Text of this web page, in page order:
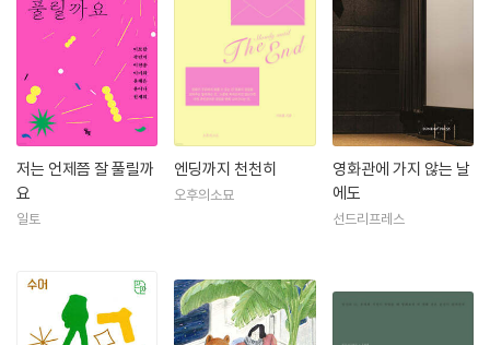
이었다.
베를린에서 보낸 시간을 담은 에세이 『베를린 다이어리』와 유럽을 배경으
로 한 영화의 촬영지를 기록한 영화 여행 에세이 『당신이 나와 같은 시간
속에 있기를』을 썼다. 현재 영화와 책을 잇는 영화책방35mm를 운영하
며, 삶의 방향을 제시하는 영화들을 소개하고 있다.
저는 언제쯤 잘 풀릴까
요
일토
엔딩까지 천천히
오후의소묘
영화관에 가지 않는 날
에도
선드리프레스